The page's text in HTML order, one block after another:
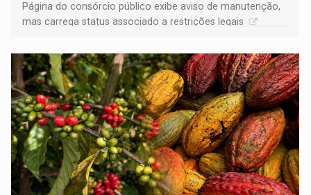
Página do consórcio público exibe aviso de manutenção,
mas carrega status associado a restrições legais